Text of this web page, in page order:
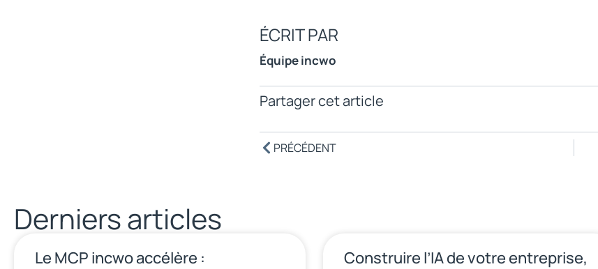
ÉCRIT PAR
Équipe incwo
Partager cet article
PRÉCÉDENT
Derniers articles
Le MCP incwo accélère :
Construire l’IA de votre entreprise,